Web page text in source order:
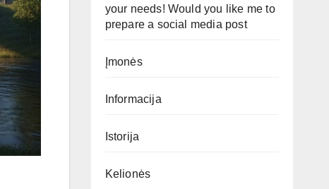
your needs! Would you like me to
prepare a social media post
Įmonės
Informacija
Istorija
Kelionės